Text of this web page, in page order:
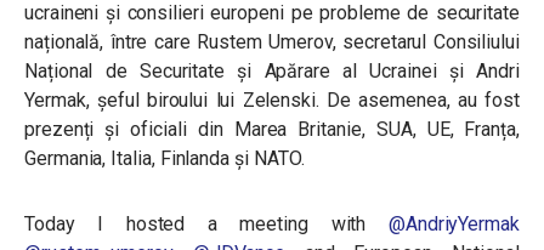
ucraineni și consilieri europeni pe probleme de securitate
națională, între care Rustem Umerov, secretarul Consiliului
Național de Securitate și Apărare al Ucrainei și Andri
Yermak, șeful biroului lui Zelenski. De asemenea, au fost
prezenți și oficiali din Marea Britanie, SUA, UE, Franța,
Germania, Italia, Finlanda și NATO.
Today I hosted a meeting with @AndriyYermak